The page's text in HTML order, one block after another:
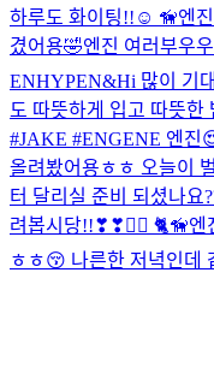
하루도 화이팅!!☺️ 🦮엔
겼어용🤣엔진 여러부우
ENHYPEN&Hi 많이 기
도 따뜻하게 입고 따뜻한
#JAKE #ENGENE 엔진
올려봤어용ㅎㅎ 오늘이
터 달리실 준비 되셨나요
려봅시당!!❣❣🏃‍♂️ 🐈🦮엔
ㅎㅎ😚 나른한 저녁인데